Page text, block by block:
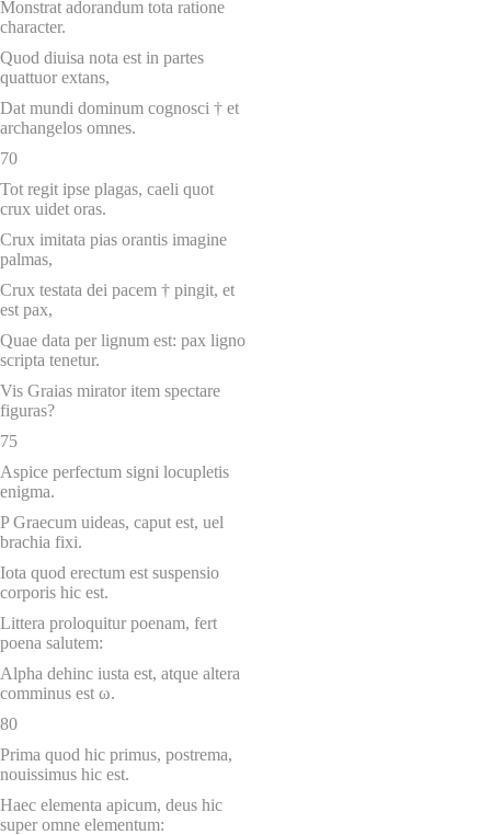
Monstrat adorandum tota ratione
character.
Quod diuisa nota est in partes
quattuor extans,
Dat mundi dominum cognosci † et
archangelos omnes.
70
Tot regit ipse plagas, caeli quot
crux uidet oras.
Crux imitata pias orantis imagine
palmas,
Crux testata dei pacem † pingit, et
est pax,
Quae data per lignum est: pax ligno
scripta tenetur.
Vis Graias mirator item spectare
figuras?
75
Aspice perfectum signi locupletis
enigma.
P Graecum uideas, caput est, uel
brachia fixi.
Iota quod erectum est suspensio
corporis hic est.
Littera proloquitur poenam, fert
poena salutem:
Alpha dehinc iusta est, atque altera
comminus est ω.
80
Prima quod hic primus, postrema,
nouissimus hic est.
Haec elementa apicum, deus hic
super omne elementum: